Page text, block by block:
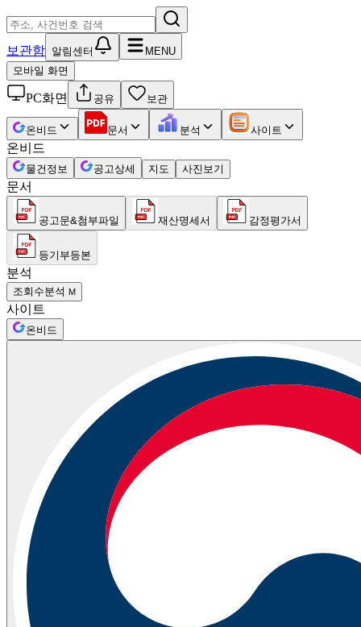
보관함 알림센터
MENU
모바일 화면
PC화면 공유 보관
온비드 문서 분석 사이트
온비드
물건정보 공고상세 지도 사진보기
문서
공고문&첨부파일 재산명세서 감정평가서
등기부등본
분석
조회수분석 M
사이트
온비드